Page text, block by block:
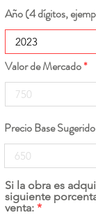
Año (4 dígitos,
Valor de Mercado
Precio Base
Si la obra es
siguiente
venta: